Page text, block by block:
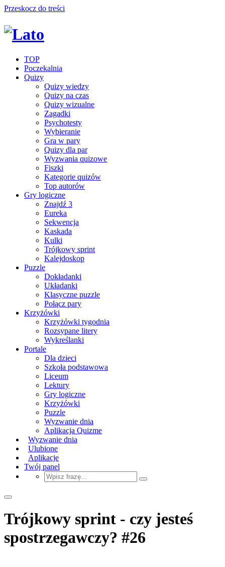
Przeskocz do treści
TOP
Poczekalnia
Quizy
Quizy wiedzy
Quizy na czas
Quizy wizualne
Zagadki
Psychotesty
Wybieranie
Gra w pary
Quizy dla par
Wyzwania quizowe
Fiszki
Kategorie quizów
Top autorów
Gry logiczne
Znajdź 3
Eureka
Sekwencja
Kaskada
Kulki
Trójkowy sprint
Kalejdoskop
Puzzle
Dokładanki
Układanki
Klasyczne puzzle
Połącz pary
Krzyżówki
Krzyżówki tygodnia
Rozsypane litery
Wykreślanki
Portale
Dla dzieci
Szkoła podstawowa
Liceum
Lektury
Gry logiczne
Krzyżówki
Puzzle
Wyzwanie dnia
Aplikacja Quizme
Wyzwanie dnia
Ulubione
Aplikacje
Twój panel
Trójkowy sprint - czy jesteś
spostrzegawczy? #26